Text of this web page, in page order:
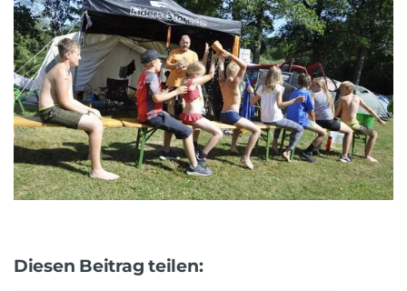
Diesen Beitrag teilen: